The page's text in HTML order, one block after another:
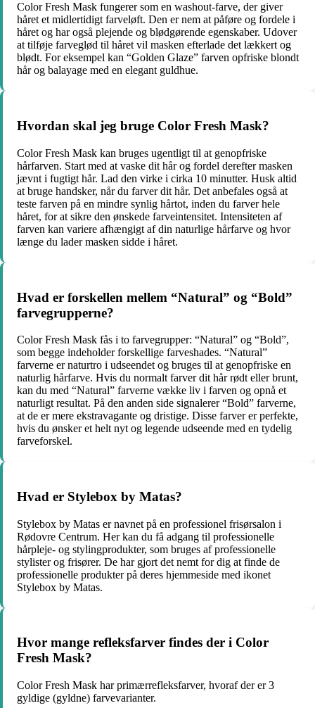
Color Fresh Mask fungerer som en washout-farve, der giver
håret et midlertidigt farveløft. Den er nem at påføre og fordele i
håret og har også plejende og blødgørende egenskaber. Udover
at tilføje farveglød til håret vil masken efterlade det lækkert og
blødt. For eksempel kan “Golden Glaze” farven opfriske blondt
hår og balayage med en elegant guldhue.
Hvordan skal jeg bruge Color Fresh Mask?
Color Fresh Mask kan bruges ugentligt til at genopfriske
hårfarven. Start med at vaske dit hår og fordel derefter masken
jævnt i fugtigt hår. Lad den virke i cirka 10 minutter. Husk altid
at bruge handsker, når du farver dit hår. Det anbefales også at
teste farven på en mindre synlig hårtot, inden du farver hele
håret, for at sikre den ønskede farveintensitet. Intensiteten af
farven kan variere afhængigt af din naturlige hårfarve og hvor
længe du lader masken sidde i håret.
Hvad er forskellen mellem “Natural” og “Bold”
farvegrupperne?
Color Fresh Mask fås i to farvegrupper: “Natural” og “Bold”,
som begge indeholder forskellige farveshades. “Natural”
farverne er naturtro i udseendet og bruges til at genopfriske en
naturlig hårfarve. Hvis du normalt farver dit hår rødt eller brunt,
kan du med “Natural” farverne vække liv i farven og opnå et
naturligt resultat. På den anden side signalerer “Bold” farverne,
at de er mere ekstravagante og dristige. Disse farver er perfekte,
hvis du ønsker et helt nyt og legende udseende med en tydelig
farveforskel.
Hvad er Stylebox by Matas?
Stylebox by Matas er navnet på en professionel frisørsalon i
Rødovre Centrum. Her kan du få adgang til professionelle
hårpleje- og stylingprodukter, som bruges af professionelle
stylister og frisører. De har gjort det nemt for dig at finde de
professionelle produkter på deres hjemmeside med ikonet
Stylebox by Matas.
Hvor mange refleksfarver findes der i Color
Fresh Mask?
Color Fresh Mask har primærrefleksfarver, hvoraf der er 3
gyldige (gyldne) farvevarianter.